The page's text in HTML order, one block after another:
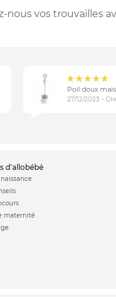
nous vos trouvailles
27/12/2023 -
d'allobébé
maternité